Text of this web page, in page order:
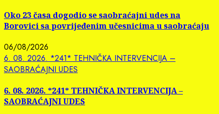
Oko 23 časa dogodio se saobraćajni udes na
Borovici sa povrijeđenim učesnicima u saobraćaju
06/08/2026
6. 08. 2026. *241* TEHNIČKA INTERVENCIJA –
SAOBRAĆAJNI UDES
6. 08. 2026. *241* TEHNIČKA INTERVENCIJA –
SAOBRAĆAJNI UDES